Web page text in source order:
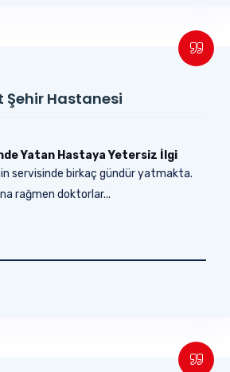
Şehir Hastanesi
Yatan Hastaya Yetersiz İlgi
servisinde birkaç gündür yatmakta.
rağmen doktorlar...